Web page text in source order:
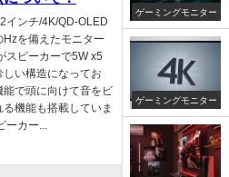
インチ/4K/QD-OLED
を備えたモニター
スピーカーで5W x5
しい構造になってお
能で頭に向けて音をビ
機能も搭載していま
カー...
ゲーミングモニター
ゲーミングモニター